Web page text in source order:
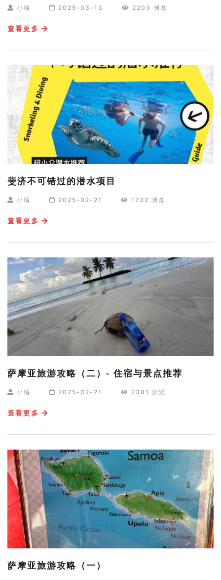
小编 2025-03-13 2203 浏览
查看更多
斐济不可错过的潜水项目
小编 2025-02-21 1732 浏览
查看更多
萨摩亚旅游攻略（二）- 住宿与景点推荐
小编 2025-02-21 2381 浏览
查看更多
萨摩亚旅游攻略（一）